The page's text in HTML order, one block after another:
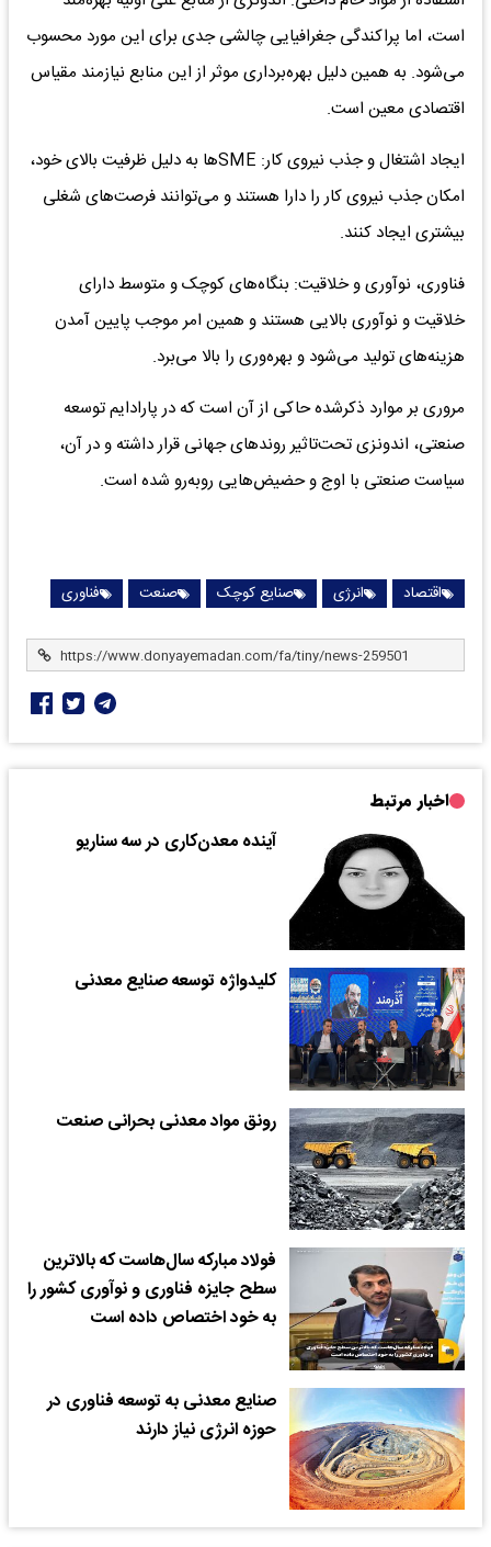
است، اما پراکندگی جغرافیایی چالشی جدی برای این مورد محسوب
می‌شود. به همین دلیل بهره‌‌‌برداری موثر از این منابع نیازمند مقیاس
اقتصادی معین است.
ایجاد اشتغال و جذب نیروی کار: SME‌ها به دلیل ظرفیت بالای خود،
امکان جذب نیروی کار را دارا هستند و می‌توانند فرصت‌های شغلی
بیشتری ایجاد کنند.
فناوری، نوآوری و خلاقیت: بنگاه‌های کوچک و متوسط دارای
خلاقیت و نوآوری بالایی هستند و همین امر موجب پایین آمدن
هزینه‌های تولید می‌شود و بهره‌‌‌وری را بالا می‌برد.
مروری بر موارد ذکرشده حاکی از آن است که در پارادایم توسعه
صنعتی، اندونزی تحت‌تاثیر روندهای جهانی قرار داشته و در آن،
سیاست صنعتی با اوج و حضیض‌هایی روبه‌رو شده است.
اقتصاد انرژی صنایع کوچک صنعت فناوری
اخبار مرتبط
آینده معدن‌کاری در سه سناریو
کلیدواژه توسعه صنایع معدنی
رونق مواد معدنی بحرانی صنعت
فولاد مبارکه سال‌هاست که بالاترین
سطح جایزه فناوری و نوآوری کشور را
به خود اختصاص داده است
صنایع معدنی به توسعه فناوری در
حوزه انرژی نیاز دارند